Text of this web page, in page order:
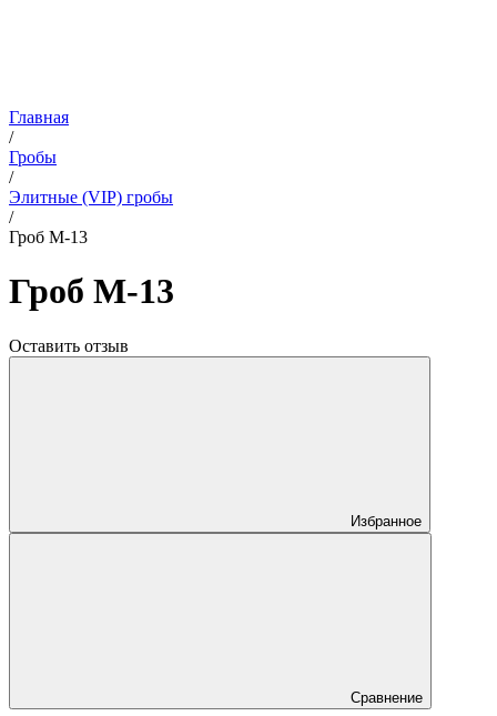
Главная
/
Гробы
/
Элитные (VIP) гробы
/
Гроб М-13
Гроб М-13
Оставить отзыв
Избранное
Сравнение